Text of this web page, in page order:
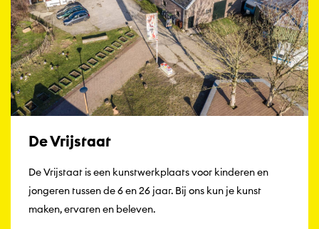
De Vrijstaat
De Vrijstaat is een kunstwerkplaats voor kinderen en
jongeren tussen de 6 en 26 jaar. Bij ons kun je kunst
maken, ervaren en beleven.